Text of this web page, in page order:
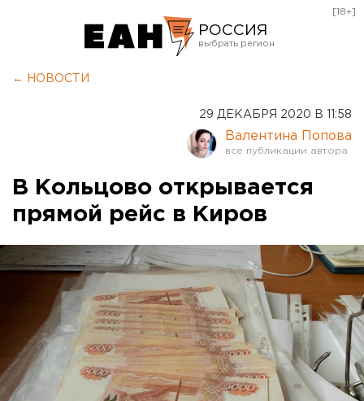
РОССИЯ
Курган
Оренбург
[18+]
← НОВОСТИ
29 ДЕКАБРЯ 2020 В 11:58
Валентина Попова
В Кольцово открывается
прямой рейс в Киров